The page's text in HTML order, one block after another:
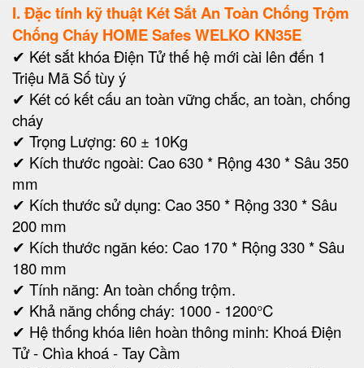
I. Đặc tính kỹ thuật Két Sắt An Toàn Chống Trộm
Chống Cháy HOME Safes WELKO KN35E
✔ Két sắt khóa Điện Tử thế hệ mới cài lên đến 1
Triệu Mã Số tùy ý
✔ Két có kết cấu an toàn vững chắc, an toàn, chống
cháy
✔ Trọng Lượng: 60 ± 10Kg
✔ Kích thước ngoài: Cao 630 * Rộng 430 * Sâu 350
mm
✔ Kích thước sử dụng: Cao 350 * Rộng 330 * Sâu
200 mm
✔ Kích thước ngăn kéo: Cao 170 * Rộng 330 * Sâu
180 mm
✔ Tính năng: An toàn chống trộm.
✔ Khả năng chống cháy: 1000 - 1200°C
✔ Hệ thống khóa liên hoàn thông minh: Khoá Điện
Tử - Chìa khoá - Tay Cầm